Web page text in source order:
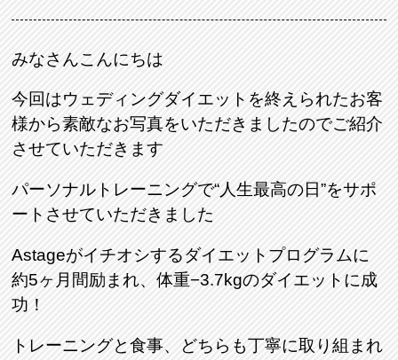
みなさんこんにちは
今回はウェディングダイエットを終えられたお客
様から素敵なお写真をいただきましたのでご紹介
させていただきます
パーソナルトレーニングで“人生最高の日”をサポ
ートさせていただきました
Astageがイチオシするダイエットプログラムに
約5ヶ月間励まれ、体重−3.7kgのダイエットに成
功！
トレーニングと食事、どちらも丁寧に取り組まれ